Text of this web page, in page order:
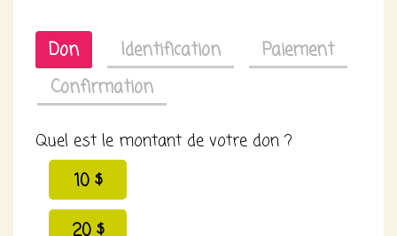
Don Identification
Paiement
Confirmation
Quel est le montant de votre don ?
10 $
20 $